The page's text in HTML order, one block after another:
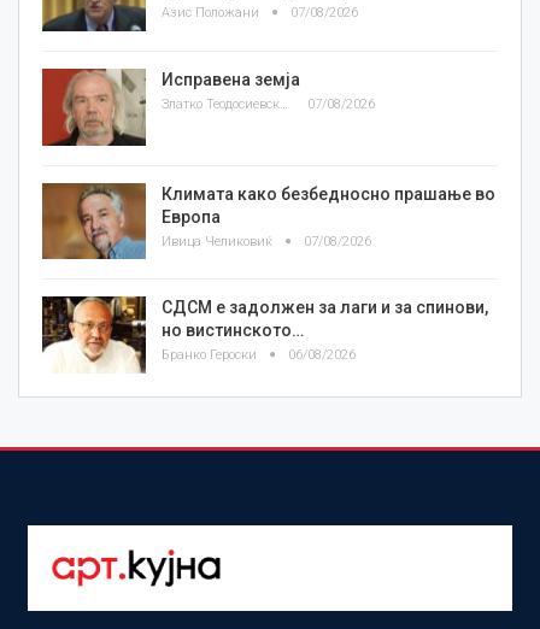
Азис Положани 07/08/2026
Исправена земја
Златко Теодосиевски 07/08/2026
Климата како безбедносно прашање во
Европа
Ивица Челиковиќ 07/08/2026
СДСМ е задолжен за лаги и за спинови,
но вистинското…
Бранко Героски 06/08/2026